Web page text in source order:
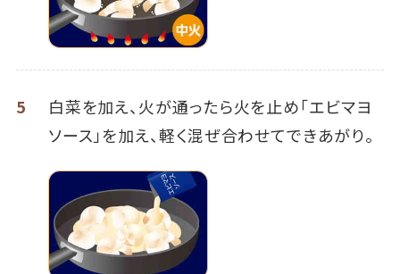
5
白菜を加え、火が通ったら火を止め「エビマヨ
ソース」を加え、軽く混ぜ合わせてできあがり。